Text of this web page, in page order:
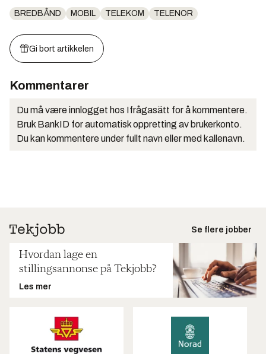
BREDBÅND MOBIL TELEKOM TELENOR
Gi bort artikkelen
Kommentarer
Du må være innlogget hos Ifrågasätt for å kommentere.
Bruk BankID for automatisk oppretting av brukerkonto.
Du kan kommentere under fullt navn eller med kallenavn.
Se flere jobber
Hvordan lage en
stillingsannonse på Tekjobb?
Les mer